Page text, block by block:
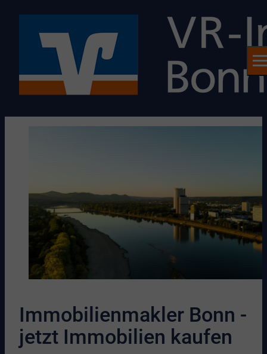
Immobilienmakler Bonn -
jetzt Immobilien kaufen